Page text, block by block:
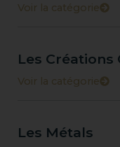
Voir la catégorie
Les Créations
Voir la catégorie
Les Métals